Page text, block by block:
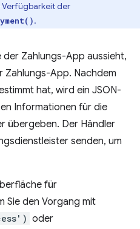
Verfügbarkeit der
.
Zahlungs-App aussieht,
Zahlungs-App. Nachdem
hat, wird ein JSON-
Informationen für die
übergeben. Der Händler
senden, um
für
Sie den Vorgang mit
oder